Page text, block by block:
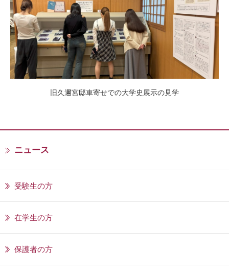
旧久邇宮邸車寄せでの大学史展示の見学
ニュース
受験生の方
在学生の方
保護者の方